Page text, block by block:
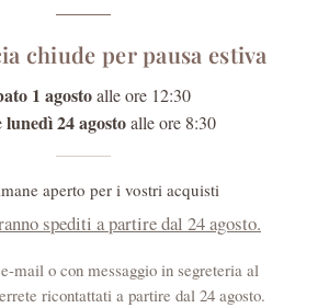
I prodotti erboristici
chiude per pausa estiva
1 agostoalle ore 12:30
lunedì 24 agostoalle ore 8:30
aperto per i vostri acquisti
spediti a partire dal 24 agosto.
mail o con messaggio in segreteria al
ricontattati a partire dal 24 agosto.